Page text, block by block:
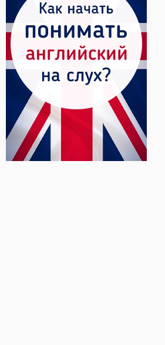
Чернов Игорь →Болят суставы при занятиях
спортом